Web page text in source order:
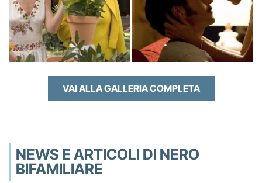
VAI ALLA GALLERIA COMPLETA
NEWS E ARTICOLI DI NERO
BIFAMILIARE